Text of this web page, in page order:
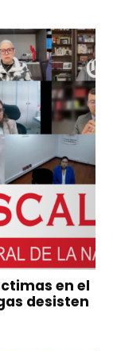
en el
desisten